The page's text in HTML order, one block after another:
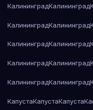
КалининградКалининград
КалининградКалининград
КалининградКалининград
КалининградКалининград
КалининградКалининград
КапустаКапустаКапуста